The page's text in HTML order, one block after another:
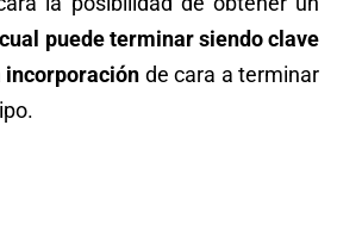
puede terminar siendo clave
incorporación de cara a terminar